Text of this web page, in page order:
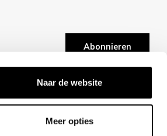
Naar de website
Meer opties
Abonnieren